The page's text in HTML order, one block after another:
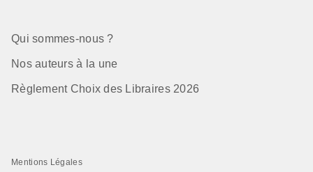
Qui sommes-nous ?
Nos auteurs à la une
Règlement Choix des Libraires 2026
Mentions Légales